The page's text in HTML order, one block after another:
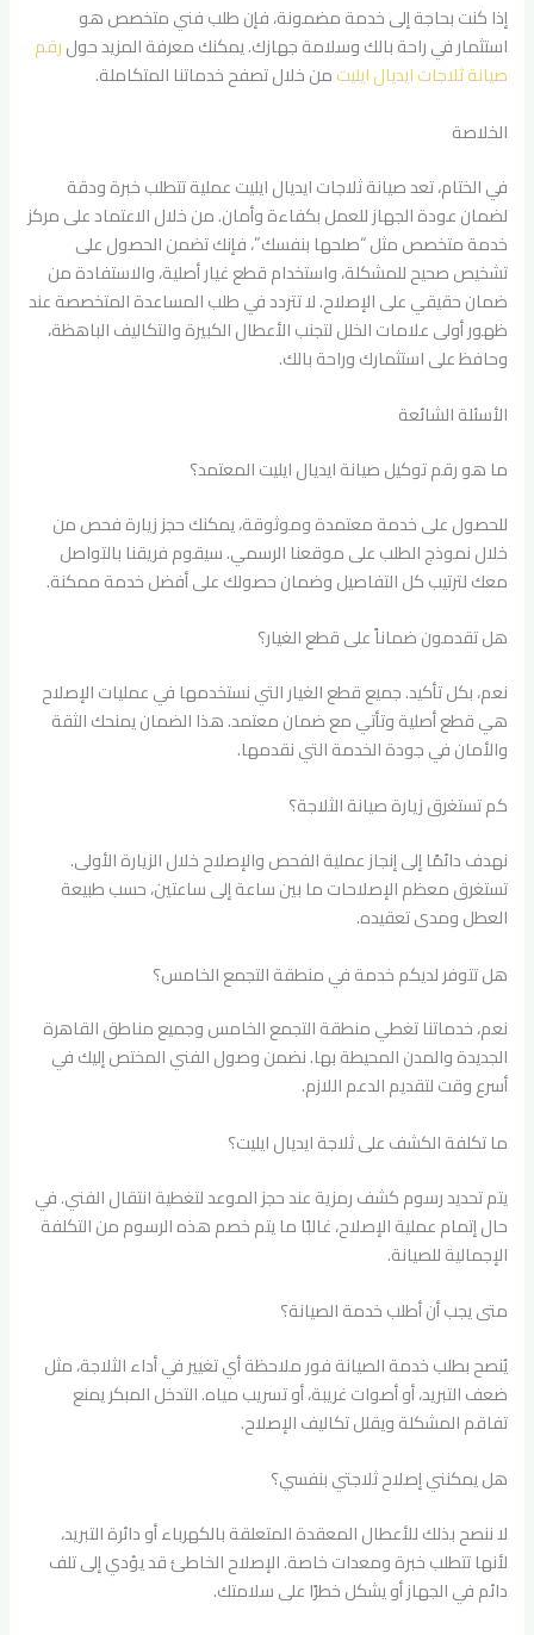
إذا كنت بحاجة إلى خدمة مضمونة، فإن طلب فني متخصص هو
استثمار في راحة بالك وسلامة جهازك. يمكنك معرفة المزيد حولرقم
صيانة ثلاجات ايديال ايليتمن خلال تصفح خدماتنا المتكاملة.
الخلاصة
في الختام، تعد صيانة ثلاجات ايديال ايليت عملية تتطلب خبرة ودقة
لضمان عودة الجهاز للعمل بكفاءة وأمان. من خلال الاعتماد على مركز
خدمة متخصص مثل “صلحها بنفسك”، فإنك تضمن الحصول على
تشخيص صحيح للمشكلة، واستخدام قطع غيار أصلية، والاستفادة من
ضمان حقيقي على الإصلاح. لا تتردد في طلب المساعدة المتخصصة عند
ظهور أولى علامات الخلل لتجنب الأعطال الكبيرة والتكاليف الباهظة،
وحافظ على استثمارك وراحة بالك.
الأسئلة الشائعة
ما هو رقم توكيل صيانة ايديال ايليت المعتمد؟
للحصول على خدمة معتمدة وموثوقة، يمكنك حجز زيارة فحص من
خلال نموذج الطلب على موقعنا الرسمي. سيقوم فريقنا بالتواصل
معك لترتيب كل التفاصيل وضمان حصولك على أفضل خدمة ممكنة.
هل تقدمون ضماناً على قطع الغيار؟
نعم، بكل تأكيد. جميع قطع الغيار التي نستخدمها في عمليات الإصلاح
هي قطع أصلية وتأتي مع ضمان معتمد. هذا الضمان يمنحك الثقة
والأمان في جودة الخدمة التي نقدمها.
كم تستغرق زيارة صيانة الثلاجة؟
نهدف دائمًا إلى إنجاز عملية الفحص والإصلاح خلال الزيارة الأولى.
تستغرق معظم الإصلاحات ما بين ساعة إلى ساعتين، حسب طبيعة
العطل ومدى تعقيده.
هل تتوفر لديكم خدمة في منطقة التجمع الخامس؟
نعم، خدماتنا تغطي منطقة التجمع الخامس وجميع مناطق القاهرة
الجديدة والمدن المحيطة بها. نضمن وصول الفني المختص إليك في
أسرع وقت لتقديم الدعم اللازم.
ما تكلفة الكشف على ثلاجة ايديال ايليت؟
يتم تحديد رسوم كشف رمزية عند حجز الموعد لتغطية انتقال الفني. في
حال إتمام عملية الإصلاح، غالبًا ما يتم خصم هذه الرسوم من التكلفة
الإجمالية للصيانة.
متى يجب أن أطلب خدمة الصيانة؟
يُنصح بطلب خدمة الصيانة فور ملاحظة أي تغيير في أداء الثلاجة، مثل
ضعف التبريد، أو أصوات غريبة، أو تسريب مياه. التدخل المبكر يمنع
تفاقم المشكلة ويقلل تكاليف الإصلاح.
هل يمكنني إصلاح ثلاجتي بنفسي؟
لا ننصح بذلك للأعطال المعقدة المتعلقة بالكهرباء أو دائرة التبريد،
لأنها تتطلب خبرة ومعدات خاصة. الإصلاح الخاطئ قد يؤدي إلى تلف
دائم في الجهاز أو يشكل خطرًا على سلامتك.